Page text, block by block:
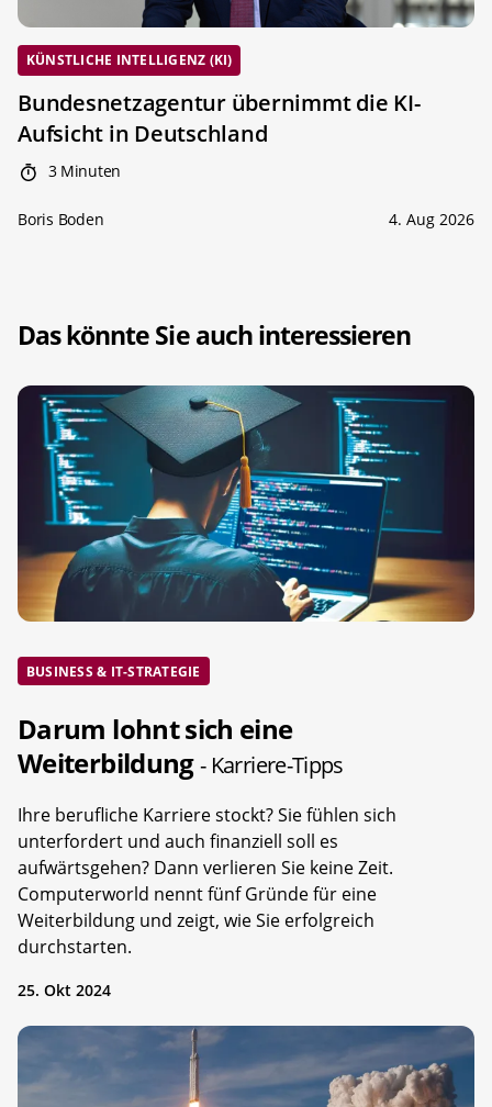
KÜNSTLICHE INTELLIGENZ (KI)
Bundesnetzagentur übernimmt die KI-
Aufsicht in Deutschland
3 Minuten
Boris Boden 4. Aug 2026
Das könnte Sie auch interessieren
BUSINESS & IT-STRATEGIE
Darum lohnt sich eine
Weiterbildung- Karriere-Tipps
Ihre berufliche Karriere stockt? Sie fühlen sich
unterfordert und auch finanziell soll es
aufwärtsgehen? Dann verlieren Sie keine Zeit.
Computerworld nennt fünf Gründe für eine
Weiterbildung und zeigt, wie Sie erfolgreich
durchstarten.
25. Okt 2024